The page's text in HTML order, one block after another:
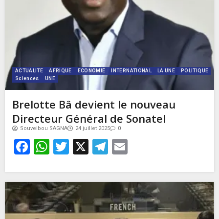
ACTUALITE AFRIQUE ECONOMIE INTERNATIONAL LA UNE
POLITIQUE
Sciences
UNE
Brelotte Bâ devient le nouveau
Directeur Général de Sonatel
Souveibou SAGNA 24 juillet 2025 0
Facebook
WhatsApp
Twitter
X Telegram